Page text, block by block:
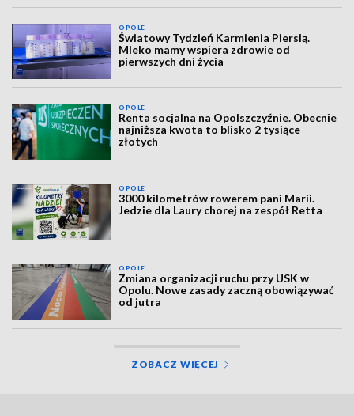
OPOLE
Światowy Tydzień Karmienia Piersią.
Mleko mamy wspiera zdrowie od
pierwszych dni życia
OPOLE
Renta socjalna na Opolszczyźnie. Obecnie
najniższa kwota to blisko 2 tysiące
złotych
OPOLE
3000 kilometrów rowerem pani Marii.
Jedzie dla Laury chorej na zespół Retta
OPOLE
Zmiana organizacji ruchu przy USK w
Opolu. Nowe zasady zaczną obowiązywać
od jutra
ZOBACZ WIĘCEJ